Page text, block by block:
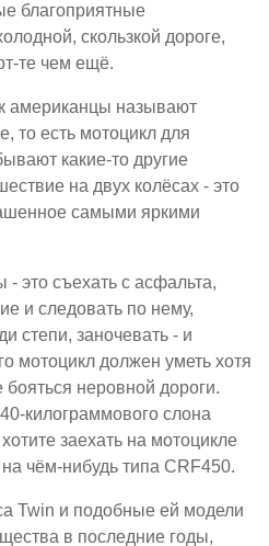
благоприятные
скользкой дороге,
те чем ещё.
американцы называют
то есть мотоцикл для
какие-то другие
на двух колёсах - это
самыми яркими
это съехать с асфальта,
и следовать по нему,
степи, заночевать - и
мотоцикл должен уметь хотя
неровной дороги.
килограммового слона
заехать на мотоцикле
чём-нибудь типа CRF450.
Twin и подобные ей модели
в последние годы,